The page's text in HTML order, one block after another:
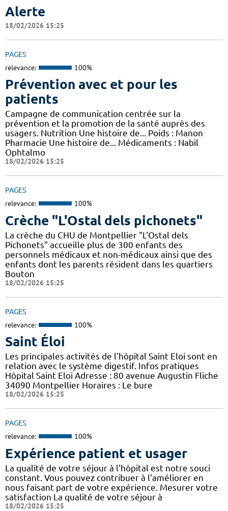
Alerte
18/02/2026 15:25
PAGES
relevance: 100%
Prévention avec et pour les
patients
Campagne de communication centrée sur la
prévention et la promotion de la santé auprès des
usagers. Nutrition Une histoire de... Poids : Manon
Pharmacie Une histoire de... Médicaments : Nabil
Ophtalmo
18/02/2026 15:25
PAGES
relevance: 100%
Crèche "L'Ostal dels pichonets"
La crèche du CHU de Montpellier "L'Ostal dels
Pichonets" accueille plus de 300 enfants des
personnels médicaux et non-médicaux ainsi que des
enfants dont les parents résident dans les quartiers
Bouton
18/02/2026 15:25
PAGES
relevance: 100%
Saint Éloi
Les principales activités de l'hôpital Saint Eloi sont en
relation avec le système digestif. Infos pratiques
Hôpital Saint Eloi Adresse : 80 avenue Augustin Fliche
34090 Montpellier Horaires : Le bure
18/02/2026 15:25
PAGES
relevance: 100%
Expérience patient et usager
La qualité de votre séjour à l'hôpital est notre souci
constant. Vous pouvez contribuer à l’améliorer en
nous faisant part de votre expérience. Mesurer votre
satisfaction La qualité de votre séjour à
18/02/2026 15:25